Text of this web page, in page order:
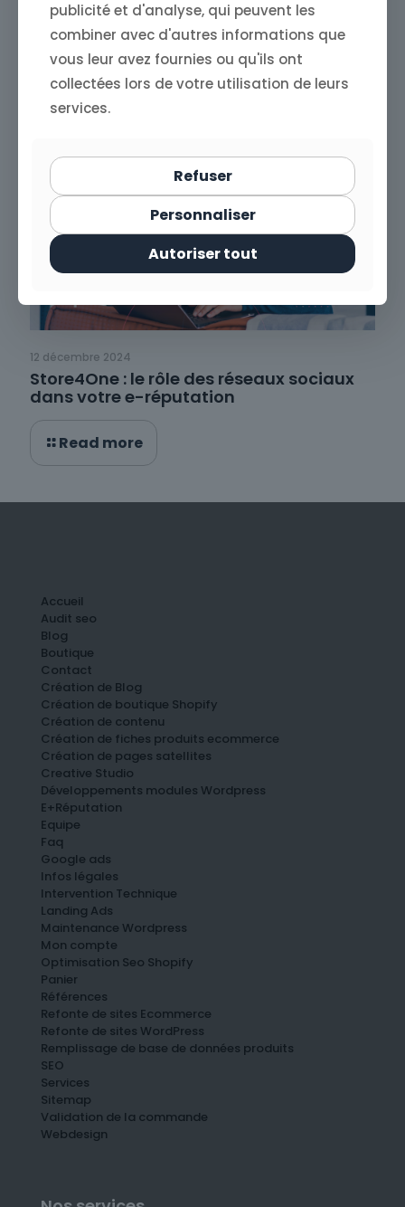
Read more
12 décembre 2024
Store4One : le rôle des réseaux sociaux
dans votre e-réputation
Read more
Accueil
Audit seo
Blog
Boutique
Contact
Création de Blog
Création de boutique Shopify
Création de contenu
Création de fiches produits ecommerce
Création de pages satellites
Creative Studio
Développements modules Wordpress
E+Réputation
Equipe
Faq
Google ads
Infos légales
Intervention Technique
Landing Ads
Maintenance Wordpress
Mon compte
Optimisation Seo Shopify
Panier
Références
Refonte de sites Ecommerce
Refonte de sites WordPress
Remplissage de base de données produits
SEO
Services
Sitemap
Validation de la commande
Webdesign
publicité et d'analyse, qui peuvent les
combiner avec d'autres informations que
vous leur avez fournies ou qu'ils ont
collectées lors de votre utilisation de leurs
services.
Refuser
Personnaliser
Autoriser tout